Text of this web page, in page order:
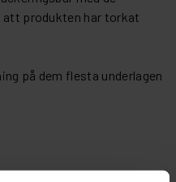
produkten har torkat
på dem flesta underlagen